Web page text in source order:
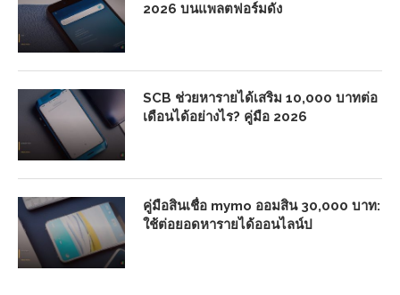
2026 บนแพลตฟอร์มดัง
SCB ช่วยหารายได้เสริม 10,000 บาทต่อ
เดือนได้อย่างไร? คู่มือ 2026
คู่มือสินเชื่อ mymo ออมสิน 30,000 บาท:
ใช้ต่อยอดหารายได้ออนไลน์ป